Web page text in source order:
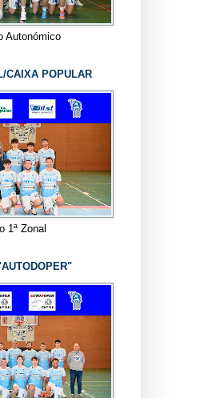
Autonómico
CAIXA POPULAR
1ª Zonal